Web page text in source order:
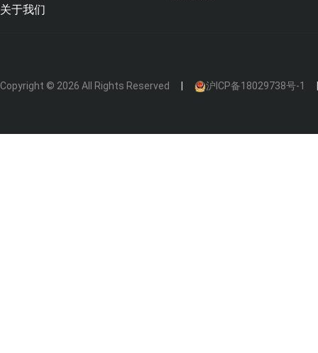
关于我们
Copyright © 2026 All Rights Reserved 沪ICP备18029738号-1